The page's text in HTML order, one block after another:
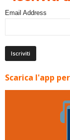
Email Address
Scarica l'app